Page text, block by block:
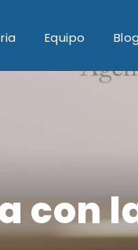
Equipo Blog